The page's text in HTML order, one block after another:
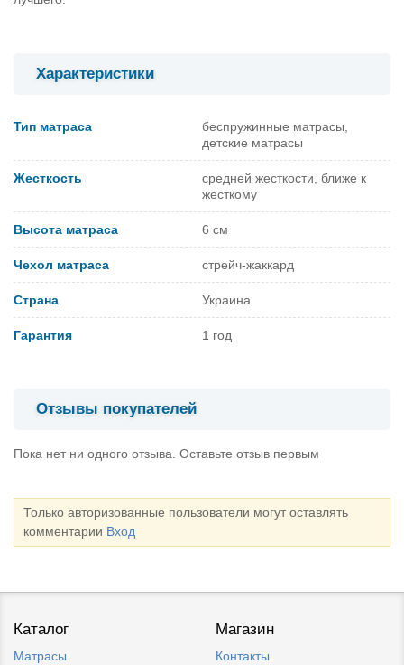
Характеристики
Тип матраса
беспружинные матрасы,
детские матрасы
Жесткость
средней жесткости, ближе к
жесткому
Высота матраса 6 см
Чехол матраса стрейч-жаккард
Страна Украина
Гарантия 1 год
Отзывы покупателей
Пока нет ни одного отзыва. Оставьте отзыв первым
Только авторизованные пользователи могут оставлять
комментарии Вход
Каталог
Матрасы
Магазин
Контакты